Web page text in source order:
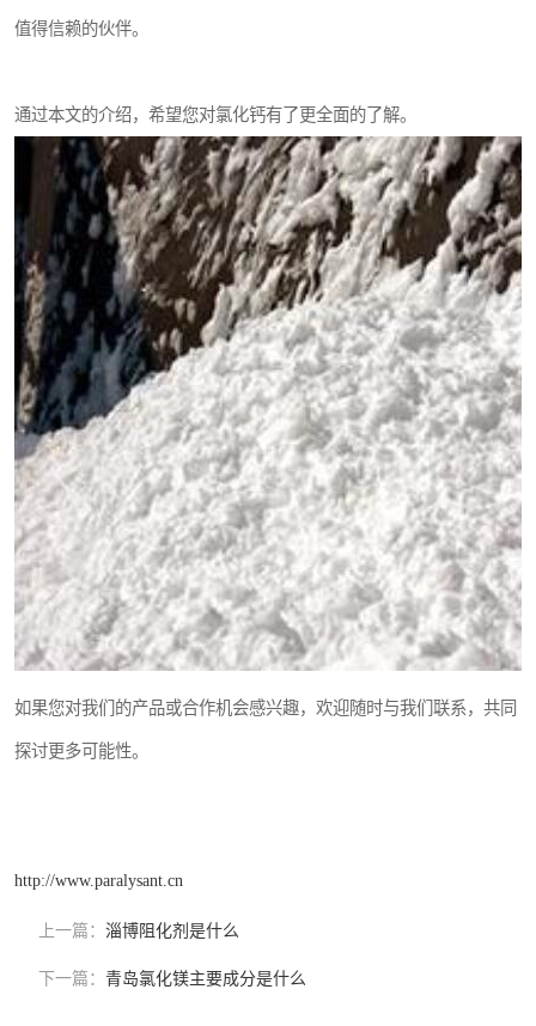
值得信赖的伙伴。
通过本文的介绍，希望您对氯化钙有了更全面的了解。
如果您对我们的产品或合作机会感兴趣，欢迎随时与我们联系，共同
探讨更多可能性。
http://www.paralysant.cn
上一篇： 淄博阻化剂是什么
下一篇： 青岛氯化镁主要成分是什么